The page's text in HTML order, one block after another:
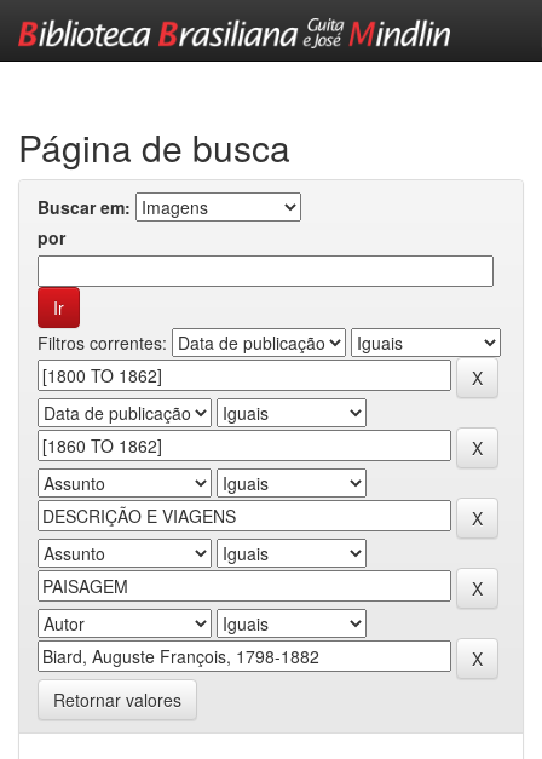
Página de busca
Buscar em:
por
Filtros correntes:
Retornar valores